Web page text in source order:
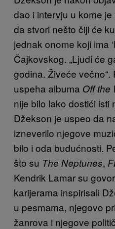
dao i intervju u kome
da stvori nešto čiji će
jednak onome koji ima
Čajkovskog. „Ljudi će
godina. Živeće
uspeha albuma Off the
nije bilo lako dostići isti
Džekson je uspeo da
izneverilo njegove
bilo i oda budućnosti.
što su The Neptunes,
Kendrik Lamar su
karijerama inspirisali
u pesmama, njegovo
žanrova i njegove